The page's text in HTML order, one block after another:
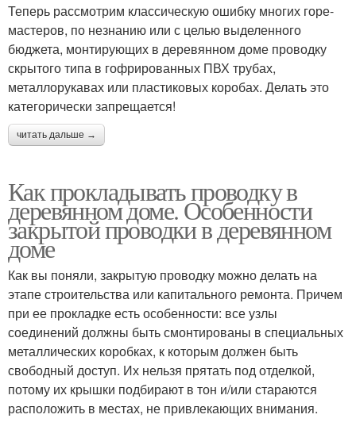
Теперь рассмотрим классическую ошибку многих горе-
мастеров, по незнанию или с целью выделенного
бюджета, монтирующих в деревянном доме проводку
скрытого типа в гофрированных ПВХ трубах,
металлорукавах или пластиковых коробах. Делать это
категорически запрещается!
читать дальше →
Как прокладывать проводку в
деревянном доме. Особенности
закрытой проводки в деревянном
доме
Как вы поняли, закрытую проводку можно делать на
этапе строительства или капитального ремонта. Причем
при ее прокладке есть особенности: все узлы
соединений должны быть смонтированы в специальных
металлических коробках, к которым должен быть
свободный доступ. Их нельзя прятать под отделкой,
потому их крышки подбирают в тон и/или стараются
расположить в местах, не привлекающих внимания.